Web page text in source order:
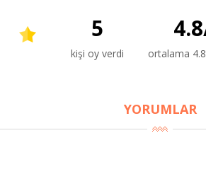
5
kişi oy verdi
4.8
ortalama 4.8
YORUMLAR